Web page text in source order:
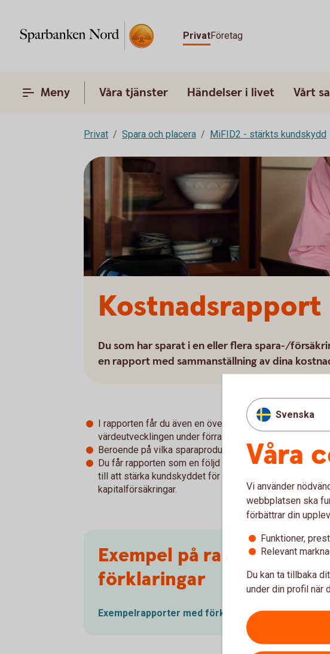
PrivatFöretag
Meny Våra tjänster Händelser i livet Vårt
Privat Spara och placera MiFID2 - stärkts kundskydd
Kostnadsrapport
Du som har sparat i en eller flera spara-/
en rapport med sammanställning av dina
I rapporten får du även en översiktlig bild av ditt totala
värdeutvecklingen under förra året.
Beroende på vilka sparaprodukter du har kan rapporten
Du får rapporten som en följd av EU-regleringarna
till att stärka kundskyddet för dig som placerar i
kapitalförsäkringar.
Exempel på rapporter
förklaringar
Exempelrapporter med förklaringar
Svenska
Våra
Vi använder
webbplatsen ska
förbättrar din
Funktioner,
Relevant
Du kan ta tillbaka
under din profil när